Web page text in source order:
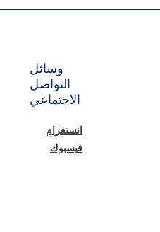
وسائل
التواصل
الاجتماعي
انستغرام
فيسبوك